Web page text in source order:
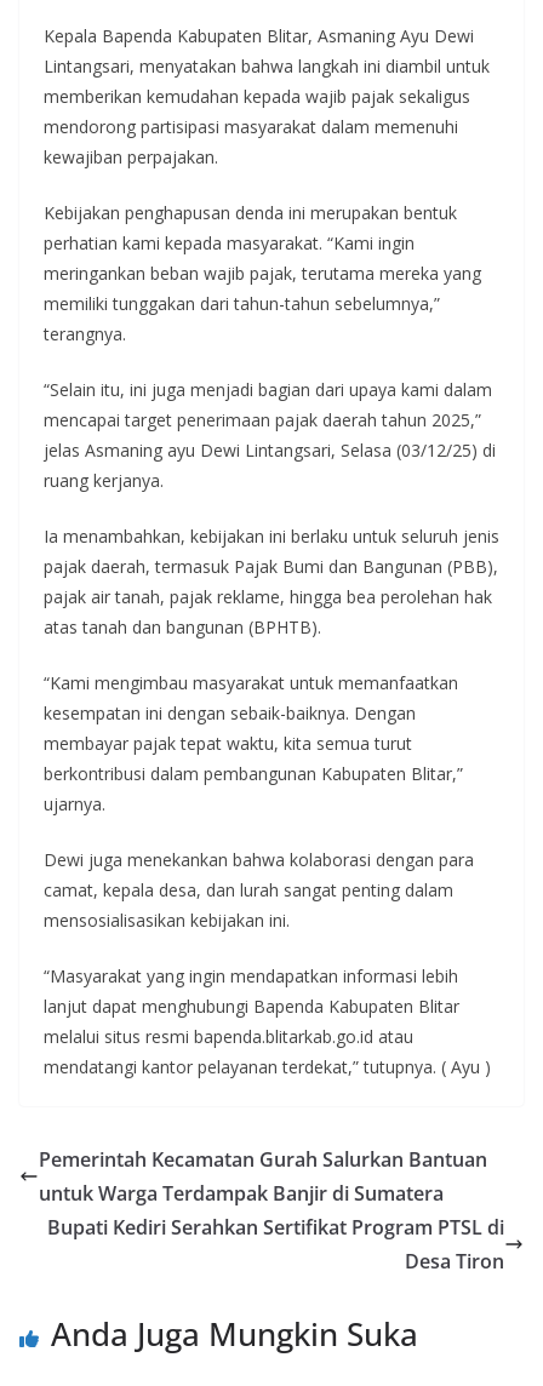
Kepala Bapenda Kabupaten Blitar, Asmaning Ayu Dewi
Lintangsari, menyatakan bahwa langkah ini diambil untuk
memberikan kemudahan kepada wajib pajak sekaligus
mendorong partisipasi masyarakat dalam memenuhi
kewajiban perpajakan.
Kebijakan penghapusan denda ini merupakan bentuk
perhatian kami kepada masyarakat. “Kami ingin
meringankan beban wajib pajak, terutama mereka yang
memiliki tunggakan dari tahun-tahun sebelumnya,”
terangnya.
“Selain itu, ini juga menjadi bagian dari upaya kami dalam
mencapai target penerimaan pajak daerah tahun 2025,”
jelas Asmaning ayu Dewi Lintangsari, Selasa (03/12/25) di
ruang kerjanya.
Ia menambahkan, kebijakan ini berlaku untuk seluruh jenis
pajak daerah, termasuk Pajak Bumi dan Bangunan (PBB),
pajak air tanah, pajak reklame, hingga bea perolehan hak
atas tanah dan bangunan (BPHTB).
“Kami mengimbau masyarakat untuk memanfaatkan
kesempatan ini dengan sebaik-baiknya. Dengan
membayar pajak tepat waktu, kita semua turut
berkontribusi dalam pembangunan Kabupaten Blitar,”
ujarnya.
Dewi juga menekankan bahwa kolaborasi dengan para
camat, kepala desa, dan lurah sangat penting dalam
mensosialisasikan kebijakan ini.
“Masyarakat yang ingin mendapatkan informasi lebih
lanjut dapat menghubungi Bapenda Kabupaten Blitar
melalui situs resmi bapenda.blitarkab.go.id atau
mendatangi kantor pelayanan terdekat,” tutupnya. ( Ayu )
Pemerintah Kecamatan Gurah Salurkan Bantuan
untuk Warga Terdampak Banjir di Sumatera
Bupati Kediri Serahkan Sertifikat Program PTSL di
Desa Tiron
Anda Juga Mungkin Suka